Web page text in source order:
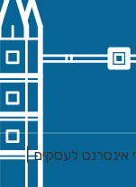
אינטרנט לעסקים|